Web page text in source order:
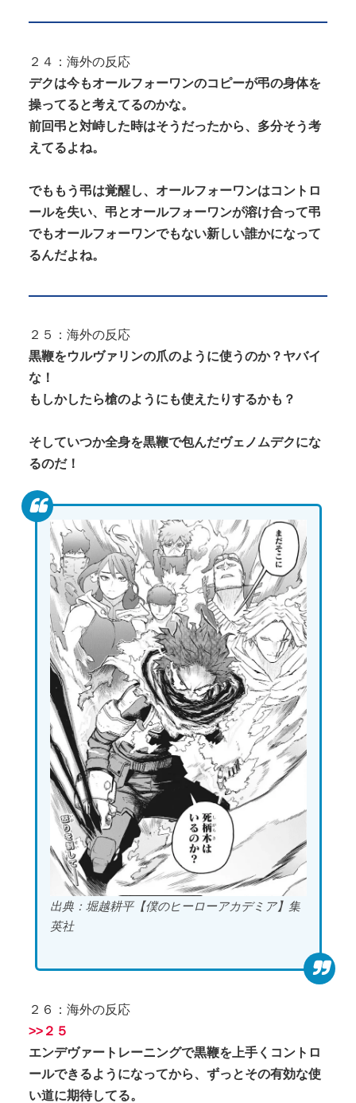
２４：海外の反応
デクは今もオールフォーワンのコピーが弔の身体を
操ってると考えてるのかな。
前回弔と対峙した時はそうだったから、多分そう考
えてるよね。
でももう弔は覚醒し、オールフォーワンはコントロ
ールを失い、弔とオールフォーワンが溶け合って弔
でもオールフォーワンでもない新しい誰かになって
るんだよね。
２５：海外の反応
黒鞭をウルヴァリンの爪のように使うのか？ヤバイ
な！
もしかしたら槍のようにも使えたりするかも？
そしていつか全身を黒鞭で包んだヴェノムデクにな
るのだ！
出典：堀越耕平【僕のヒーローアカデミア】集
英社
２６：海外の反応
>>２５
エンデヴァートレーニングで黒鞭を上手くコントロ
ールできるようになってから、ずっとその有効な使
い道に期待してる。